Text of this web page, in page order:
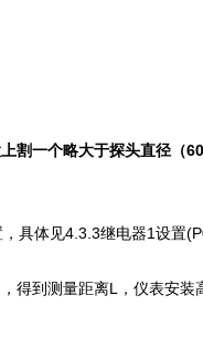
割一个略大于探头直径（
具体见4.3.3继电器1设置
得到测量距离L，仪表安